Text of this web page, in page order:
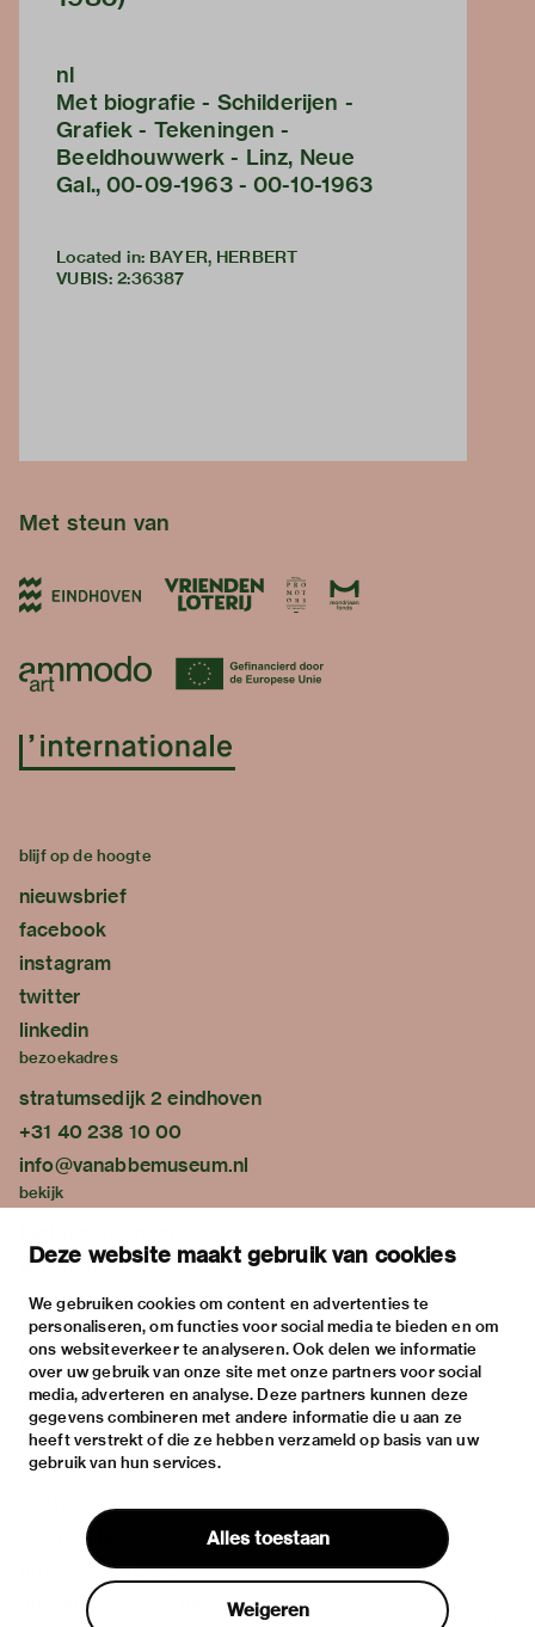
Deze website maakt gebruik van cookies
We gebruiken cookies om content en advertenties te
personaliseren, om functies voor social media te bieden en om
ons websiteverkeer te analyseren. Ook delen we informatie
over uw gebruik van onze site met onze partners voor social
media, adverteren en analyse. Deze partners kunnen deze
gegevens combineren met andere informatie die u aan ze
heeft verstrekt of die ze hebben verzameld op basis van uw
gebruik van hun services.
Alles toestaan
Weigeren
nl
Met biografie - Schilderijen -
Grafiek - Tekeningen -
Beeldhouwwerk - Linz, Neue
Gal., 00-09-1963 - 00-10-1963
Located in: BAYER, HERBERT
VUBIS: 2:36387
Met steun van
blijf op de hoogte
nieuwsbrief
facebook
instagram
twitter
linkedin
bezoekadres
stratumsedijk 2 eindhoven
+31 40 238 10 00
info@vanabbemuseum.nl
bekijk
activiteiten
praktische informatie
over
het museum
de collectie
fondsen & partners
huisregels
privacy & cookies
disclaimer & colofon